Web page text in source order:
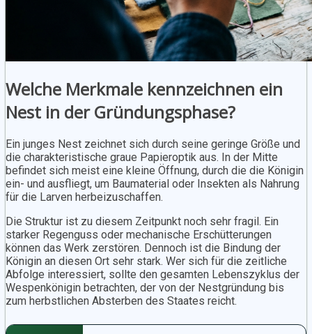
Welche Merkmale kennzeichnen ein
Nest in der Gründungsphase?
Ein junges Nest zeichnet sich durch seine geringe Größe und
die charakteristische graue Papieroptik aus. In der Mitte
befindet sich meist eine kleine Öffnung, durch die die Königin
ein- und ausfliegt, um Baumaterial oder Insekten als Nahrung
für die Larven herbeizuschaffen.
Die Struktur ist zu diesem Zeitpunkt noch sehr fragil. Ein
starker Regenguss oder mechanische Erschütterungen
können das Werk zerstören. Dennoch ist die Bindung der
Königin an diesen Ort sehr stark. Wer sich für die zeitliche
Abfolge interessiert, sollte den gesamten Lebenszyklus der
Wespenkönigin betrachten, der von der Nestgründung bis
zum herbstlichen Absterben des Staates reicht.